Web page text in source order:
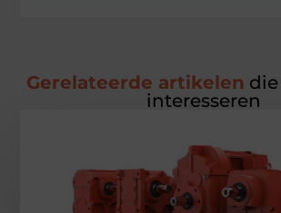
Gerelateerde artikelen
interesseren